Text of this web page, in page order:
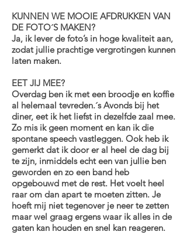
KUNNEN WE MOOIE AFDRUKKEN VAN
DE FOTO´S MAKEN?
Ja, ik lever de foto’s in hoge kwaliteit aan,
zodat jullie prachtige vergrotingen kunnen
laten maken.
EET JIJ MEE?
Overdag ben ik met een broodje en koffie
al helemaal tevreden.´s Avonds bij het
diner, eet ik het liefst in dezelfde zaal mee.
Zo mis ik geen moment en kan ik die
spontane speech vastleggen. Ook heb ik
gemerkt dat ik door er al heel de dag bij
te zijn, inmiddels echt een van jullie ben
geworden en zo een band heb
opgebouwd met de rest. Het voelt heel
raar om dan apart te moeten zitten. Je
hoeft mij niet tegenover je neer te zetten
maar wel graag ergens waar ik alles in de
gaten kan houden en snel kan reageren.